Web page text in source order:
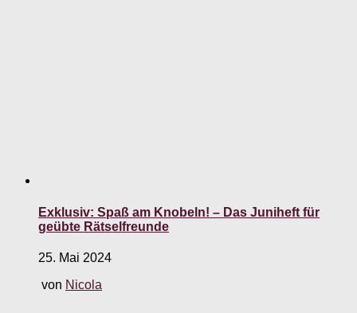
Exklusiv: Spaß am Knobeln! – Das Juniheft für
geübte Rätselfreunde
25. Mai 2024
von Nicola